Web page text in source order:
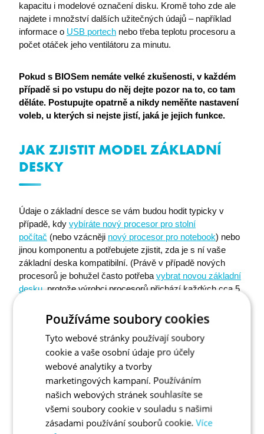
kapacitu i modelové označení disku. Kromě toho zde ale
najdete i množství dalších užitečných údajů – například
informace o USB portech nebo třeba teplotu procesoru a
počet otáček jeho ventilátoru za minutu.
Pokud s BIOSem nemáte velké zkušenosti, v každém
případě si po vstupu do něj dejte pozor na to, co tam
děláte. Postupujte opatrně a nikdy neměňte nastavení
voleb, u kterých si nejste jistí, jaká je jejich funkce.
JAK ZJISTIT MODEL ZÁKLADNÍ
DESKY
Údaje o základní desce se vám budou hodit typicky v
případě, kdy vybíráte nový procesor pro stolní
počítač (nebo vzácněji nový procesor pro notebook) nebo
jinou komponentu a potřebujete zjistit, zda je s ní vaše
základní deska kompatibilní. (Právě v případě nových
procesorů je bohužel často potřeba vybrat novou základní
desku, protože výrobci procesorů přichází každých cca 5
staršími procesory.)
U základní desky by vás měl zajímat hlavně její výrobce a
modelové označení. Toho se nejrychleji dopátráte použitím
výše popsaného návodu přesSystémové informace
Výrobce i model najdete ihned po otevření okna.
Používáme soubory cookies
Tyto webové stránky používají soubory
cookie a vaše osobní údaje pro účely
webové analytiky a tvorby
marketingových kampaní. Používáním
našich webových stránek souhlasíte se
všemi soubory cookie v souladu s našimi
zásadami používání souborů cookie. Více